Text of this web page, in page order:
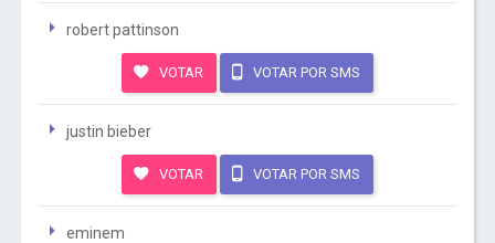
robert pattinson
VOTAR VOTAR POR SMS
justin bieber
VOTAR VOTAR POR SMS
eminem